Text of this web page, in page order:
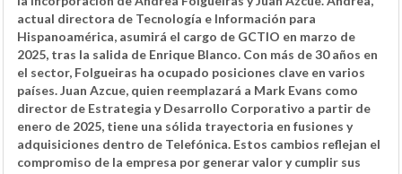
actual directora de Tecnología e Información para
Hispanoamérica, asumirá el cargo de GCTIO en marzo de
2025, tras la salida de Enrique Blanco. Con más de 30 años en
el sector, Folgueiras ha ocupado posiciones clave en varios
países. Juan Azcue, quien reemplazará a Mark Evans como
director de Estrategia y Desarrollo Corporativo a partir de
enero de 2025, tiene una sólida trayectoria en fusiones y
adquisiciones dentro de Telefónica. Estos cambios reflejan el
compromiso de la empresa por generar valor y cumplir sus